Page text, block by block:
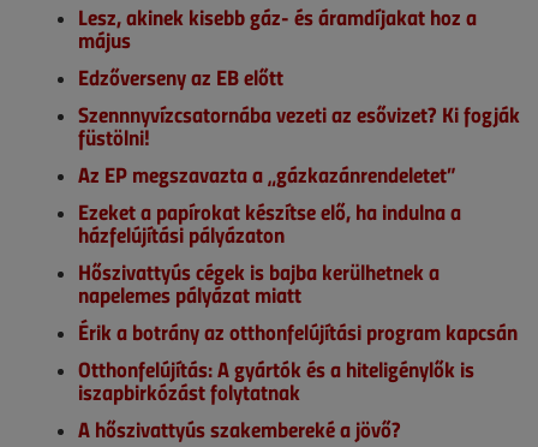
Lesz, akinek kisebb gáz- és áramdíjakat hoz a
május
Edzőverseny az EB előtt
Szennnyvízcsatornába vezeti az esővizet? Ki fogják
füstölni!
Az EP megszavazta a „gázkazánrendeletet”
Ezeket a papírokat készítse elő, ha indulna a
házfelújítási pályázaton
Hőszivattyús cégek is bajba kerülhetnek a
napelemes pályázat miatt
Érik a botrány az otthonfelújítási program kapcsán
Otthonfelújítás: A gyártók és a hiteligénylők is
iszapbirkózást folytatnak
A hőszivattyús szakembereké a jövő?